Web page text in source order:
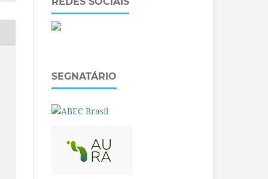
SEGNATÁRIO